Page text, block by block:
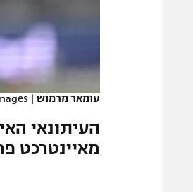
לוח דרושים – ג'ובנט
עומאר מרמוש |
העיתונאי
מאיינטרכט